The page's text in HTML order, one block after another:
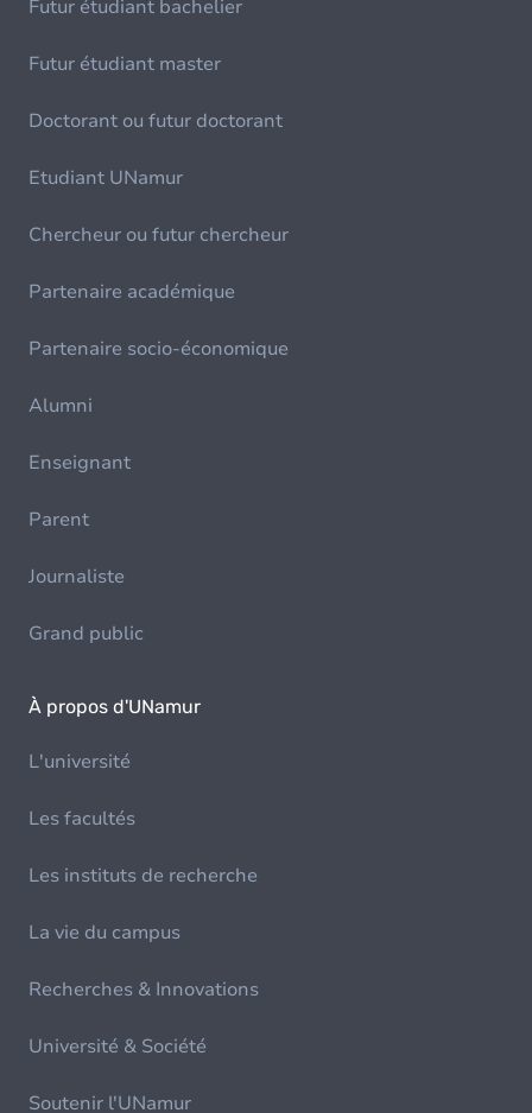
Futur étudiant bachelier
Futur étudiant master
Doctorant ou futur doctorant
Etudiant UNamur
Chercheur ou futur chercheur
Partenaire académique
Partenaire socio-économique
Alumni
Enseignant
Parent
Journaliste
Grand public
À propos d'UNamur
L'université
Les facultés
Les instituts de recherche
La vie du campus
Recherches & Innovations
Université & Société
Soutenir l'UNamur